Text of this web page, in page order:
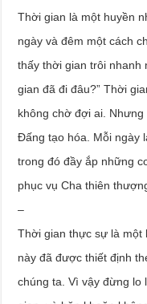
Thời gian là một huyền
ngày và đêm một cách
thấy thời gian trôi nhanh
gian đã đi đâu?” Thời
không chờ đợi ai.
Đấng tạo hóa. Mỗi ngày
trong đó đầy ắp những
phục vụ Cha thiên
–
Thời gian thực sự là một
này đã được thiết định
chúng ta. Vì vậy đừng lo